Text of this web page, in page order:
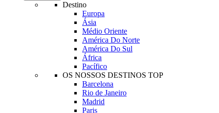
Destino
Europa
Ásia
Médio Oriente
América Do Norte
América Do Sul
África
Pacífico
OS NOSSOS DESTINOS TOP
Barcelona
Rio de Janeiro
Madrid
Paris